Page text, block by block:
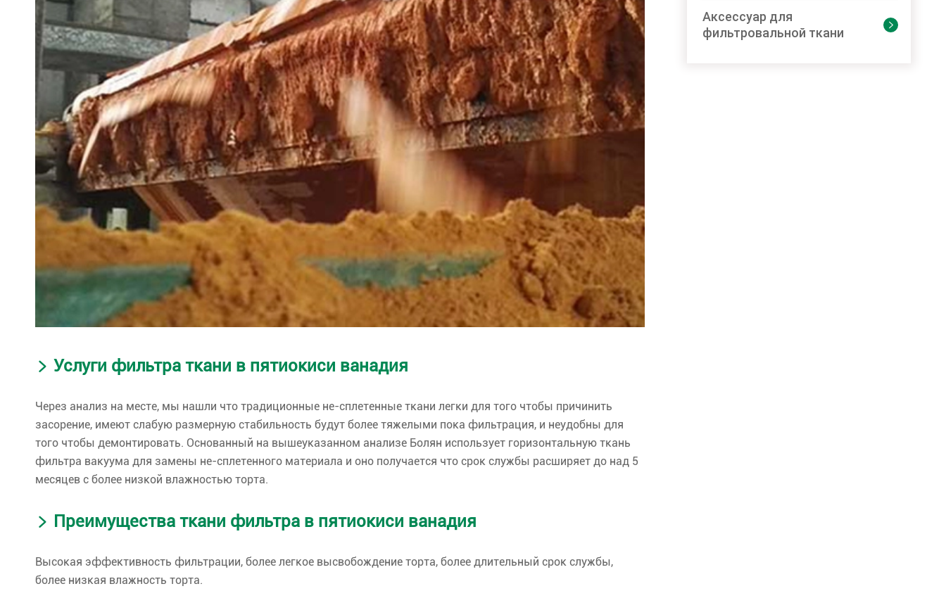
Услуги фильтра ткани в пятиокиси ванадия
Через анализ на месте, мы нашли что традиционные не-сплетенные ткани легки для того чтобы причинить
засорение, имеют слабую размерную стабильность будут более тяжелыми пока фильтрация, и неудобны для
того чтобы демонтировать. Основанный на вышеуказанном анализе Болян использует горизонтальную ткань
фильтра вакуума для замены не-сплетенного материала и оно получается что срок службы расширяет до над 5
месяцев с более низкой влажностью торта.
Преимущества ткани фильтра в пятиокиси ванадия
Высокая эффективность фильтрации, более легкое высвобождение торта, более длительный срок службы,
более низкая влажность торта.
Аксессуар для
фильтровальной ткани
